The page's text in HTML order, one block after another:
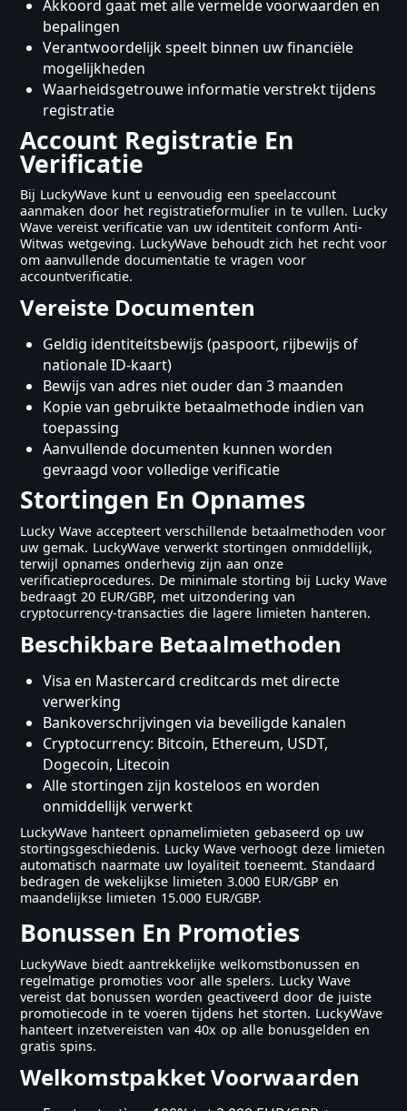
Akkoord gaat met alle vermelde voorwaarden en
bepalingen
Verantwoordelijk speelt binnen uw financiële
mogelijkheden
Waarheidsgetrouwe informatie verstrekt tijdens
registratie
Account Registratie En
Verificatie
Bij LuckyWave kunt u eenvoudig een speelaccount
aanmaken door het registratieformulier in te vullen. Lucky
Wave vereist verificatie van uw identiteit conform Anti-
Witwas wetgeving. LuckyWave behoudt zich het recht voor
om aanvullende documentatie te vragen voor
accountverificatie.
Vereiste Documenten
Geldig identiteitsbewijs (paspoort, rijbewijs of
nationale ID-kaart)
Bewijs van adres niet ouder dan 3 maanden
Kopie van gebruikte betaalmethode indien van
toepassing
Aanvullende documenten kunnen worden
gevraagd voor volledige verificatie
Stortingen En Opnames
Lucky Wave accepteert verschillende betaalmethoden voor
uw gemak. LuckyWave verwerkt stortingen onmiddellijk,
terwijl opnames onderhevig zijn aan onze
verificatieprocedures. De minimale storting bij Lucky Wave
bedraagt 20 EUR/GBP, met uitzondering van
cryptocurrency-transacties die lagere limieten hanteren.
Beschikbare Betaalmethoden
Visa en Mastercard creditcards met directe
verwerking
Bankoverschrijvingen via beveiligde kanalen
Cryptocurrency: Bitcoin, Ethereum, USDT,
Dogecoin, Litecoin
Alle stortingen zijn kosteloos en worden
onmiddellijk verwerkt
LuckyWave hanteert opnamelimieten gebaseerd op uw
stortingsgeschiedenis. Lucky Wave verhoogt deze limieten
automatisch naarmate uw loyaliteit toeneemt. Standaard
bedragen de wekelijkse limieten 3.000 EUR/GBP en
maandelijkse limieten 15.000 EUR/GBP.
Bonussen En Promoties
LuckyWave biedt aantrekkelijke welkomstbonussen en
regelmatige promoties voor alle spelers. Lucky Wave
vereist dat bonussen worden geactiveerd door de juiste
promotiecode in te voeren tijdens het storten. LuckyWave
hanteert inzetvereisten van 40x op alle bonusgelden en
gratis spins.
Welkomstpakket Voorwaarden